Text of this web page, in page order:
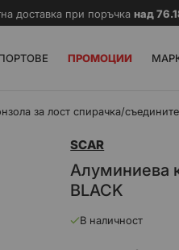
доставка при поръчка над
ПРОМОЦИИ
за лост спирачка/
Алуминиева
BLACK
SCAR
В наличност